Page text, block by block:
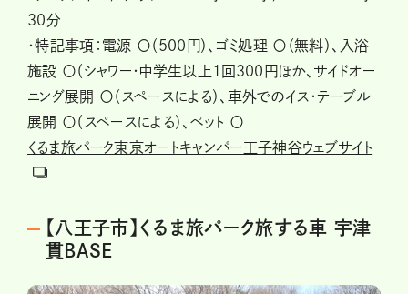
30分
・特記事項：電源 〇（500円）、ゴミ処理 〇（無料）、入浴
施設 〇（シャワー・中学生以上1回300円ほか、サイドオー
ニング展開 〇（スペースによる）、車外でのイス・テーブル
展開 〇（スペースによる）、ペット 〇
くるま旅パーク東京オートキャンパー王子神谷ウェブサイト
【八王子市】くるま旅パーク旅する車 宇津
貫BASE